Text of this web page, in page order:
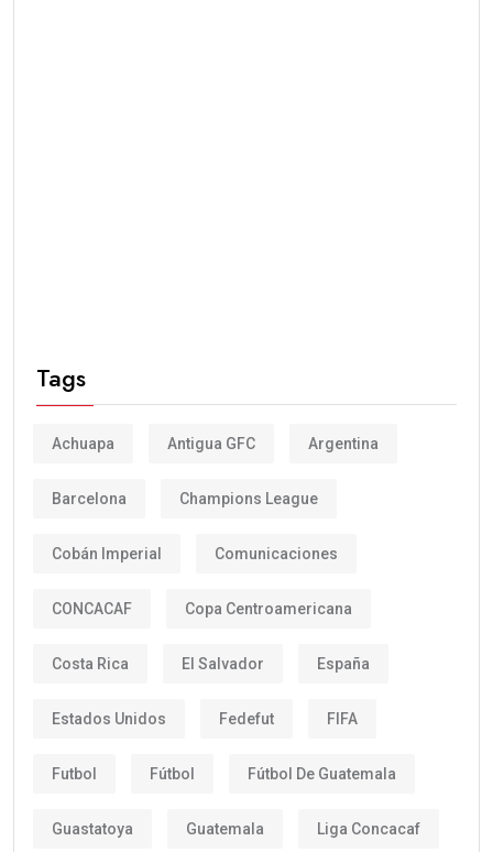
Tags
Achuapa Antigua GFC Argentina
Barcelona Champions League
Cobán Imperial Comunicaciones
CONCACAF Copa Centroamericana
Costa Rica El Salvador España
Estados Unidos Fedefut FIFA
Futbol Fútbol Fútbol De Guatemala
Guastatoya Guatemala Liga Concacaf